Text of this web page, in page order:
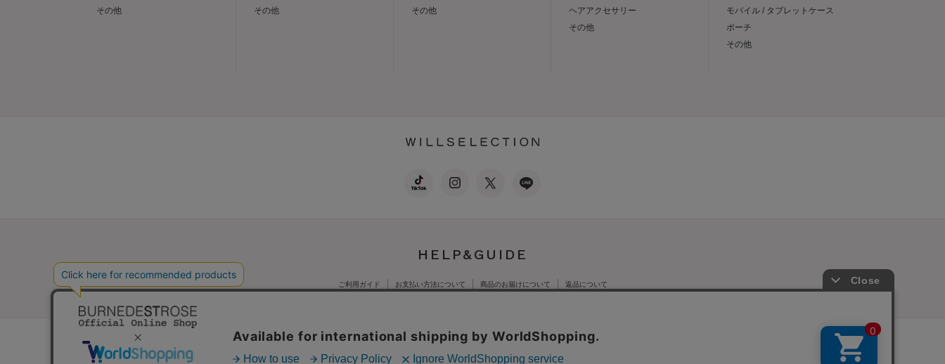
その他
その他
その他
ヘアアクセサリー
その他
モバイル / タブレットケース
ポーチ
その他
HELP&GUIDE
ご利用ガイド お支払い方法について 商品のお届けについて 返品について
公式オンラインショップご利用規約 メンバーズポイントプログラム規約